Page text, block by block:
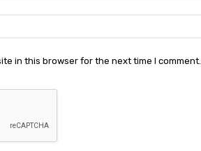
in this browser for the next time I comment.